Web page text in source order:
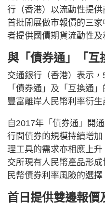
行（香港）以流動性提
首批開展做市報價的三
者提供國債期貨流動性及
與「債券通」「互
交通銀行（香港）表示
「債券通」及「互換通
豐富離岸人民幣利率衍生
自2017年「債券通」開
行間債券的規模持續增
理工具的需求亦相應上
交所現有人民幣產品形
民幣債券利率風險的選擇
首日提供雙邊報價